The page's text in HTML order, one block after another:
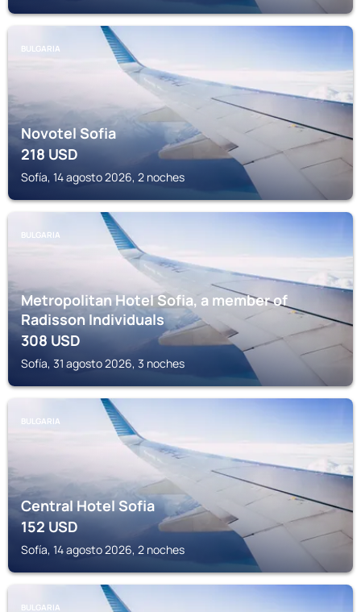
BULGARIA
Novotel Sofia
218USD
Sofía, 14 agosto 2026, 2 noches
BULGARIA
Metropolitan Hotel Sofia, a member of
Radisson Individuals
308USD
Sofía, 31 agosto 2026, 3 noches
BULGARIA
Central Hotel Sofia
152USD
Sofía, 14 agosto 2026, 2 noches
BULGARIA